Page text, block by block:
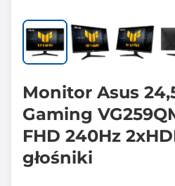
Monitor Asus
Gaming
FHD 240Hz
głośniki